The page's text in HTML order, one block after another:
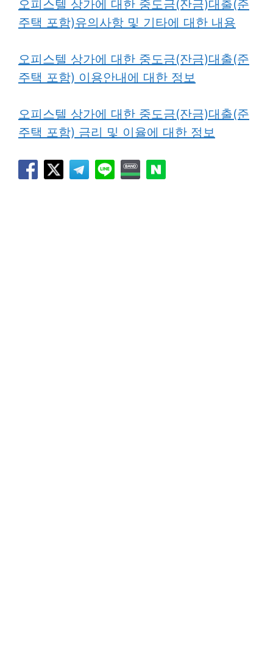
오피스텔 상가에 대한 중도금(잔금)대출(준
주택 포함)유의사항 및 기타에 대한 내용
오피스텔 상가에 대한 중도금(잔금)대출(준
주택 포함) 이용안내에 대한 정보
오피스텔 상가에 대한 중도금(잔금)대출(준
주택 포함) 금리 및 이율에 대한 정보